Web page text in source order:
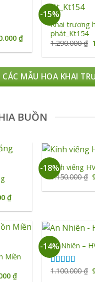
₫Giá
tại
1.090.000 ₫.
-15%
+
Khai trương
phát_Kt154
1.290.000₫
MẪU HOA KHAI
BUỒN
₫Giá
tại
890.000 ₫.
-18%
+
Kính viếng
1.150.000₫
Miền
₫Giá
-14%An Nhiên –
Được xếp
1.100.000₫